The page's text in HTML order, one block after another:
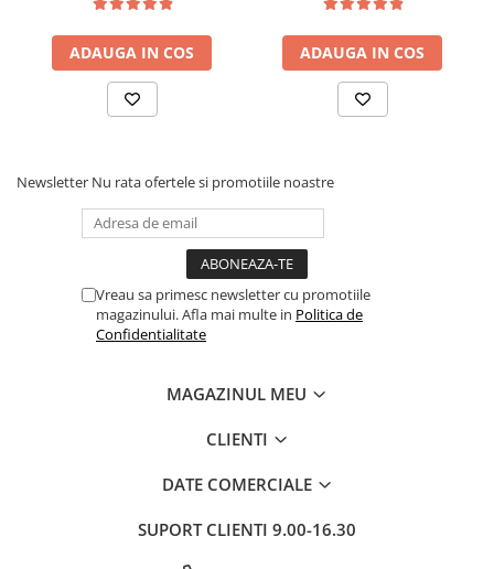
saltea ferm, negru
ADAUGA IN COS
tip Bonell, fata vara-iarna,
sistem de aerisire cu
butoni, Salt Confort
ADAUGA IN COS
Newsletter Nu rata ofertele si promotiile noastre
Vreau sa primesc newsletter cu promotiile
magazinului. Afla mai multe in Politica de
Confidentialitate
MAGAZINUL MEU
CLIENTI
DATE COMERCIALE
SUPORT CLIENTI 9.00-16.30